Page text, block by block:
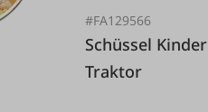
#FA129566
Schüssel Kinder
Traktor